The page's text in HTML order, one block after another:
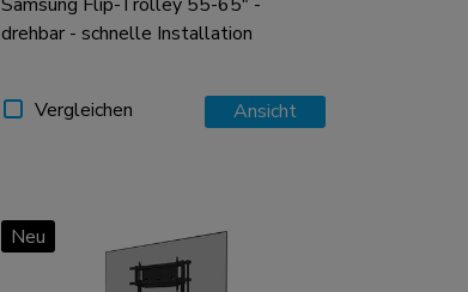
drehbar - schnelle Installation
Vergleichen Ansicht
Neu